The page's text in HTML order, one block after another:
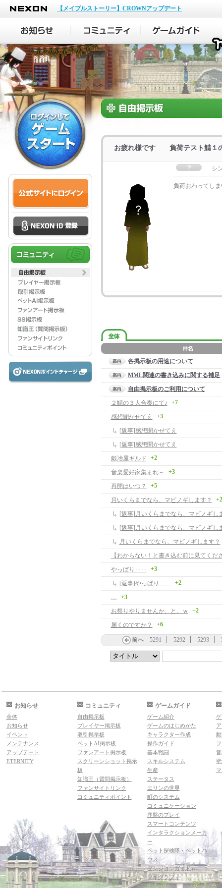
NEXON
【メイプルストーリー】CROWNアップデート
お疲れ様です 負荷テスト鯖１
シ
負荷おわってし
各掲示板の用途について
MML関連の書き込みに関する補足
自由掲示板のご利用について
２鯖の３人合奏にて♪
+7
感想聞かせてえ +3
[返事]感想聞かせてえ
[返事]感想聞かせてえ
鍛冶屋ギルド
+2
音楽愛好家集まれ～ +3
再開はいつ？ +5
月いくらまでなら、マビノギします？
[返事]月いくらまでなら、マビノギし
[返事]月いくらまでなら、マビノギし
月いくらまでなら、マビノギします？
【わからない！と書き込む前に見てくだ
やっぱり････
+3
[返事]やっぱり････ +2
....
+3
お祭りやりませんか、と。ｗ
+2
届くのですか？ +6
前へ 5291 5292 5293
お知らせ
全体
お知らせ
イベント
メンテナンス
アップデート
ETERNITY
コミュニティ
自由掲示板
プレイヤー掲示板
取引掲示板
ペットAI掲示板
ファンアート掲示板
スクリーンショット掲示
板
知識王（質問掲示板）
ファンサイトリンク
コミュニティポイント
ゲームガイド
ゲーム紹介
ゲームのはじめかた
キャラクター作成
操作ガイド
基本戦闘
スキルシステム
生産
ステータス
エリンの世界
町のシステム
コミュニケーション
序盤のプレイ
スマートコンテンツ
インタラクションメーカ
ー
ペット探検隊・ペットハ
ウス
ダンジョンガイド
マギグラフィ